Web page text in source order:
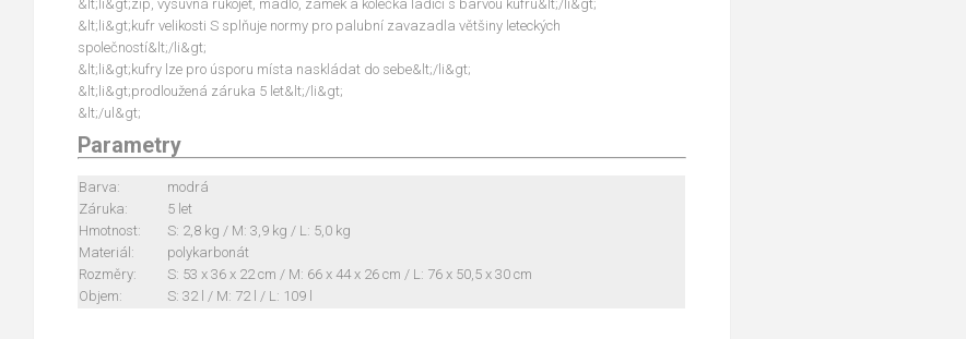
&lt;li&gt;zip, výsuvná rukojeť, madlo, zámek a kolečka ladící s barvou kufru&lt;/li&gt;
&lt;li&gt;kufr velikosti S splňuje normy pro palubní zavazadla většiny leteckých
společností&lt;/li&gt;
&lt;li&gt;kufry lze pro úsporu místa naskládat do sebe&lt;/li&gt;
&lt;li&gt;prodloužená záruka 5 let&lt;/li&gt;
&lt;/ul&gt;
Parametry
Barva:
modrá
Záruka:
5 let
Hmotnost:
S: 2,8 kg / M: 3,9 kg / L: 5,0 kg
Materiál:
polykarbonát
Rozměry:
S: 53 x 36 x 22 cm / M: 66 x 44 x 26 cm / L: 76 x 50,5 x 30 cm
Objem:
S: 32 l / M: 72 l / L: 109 l